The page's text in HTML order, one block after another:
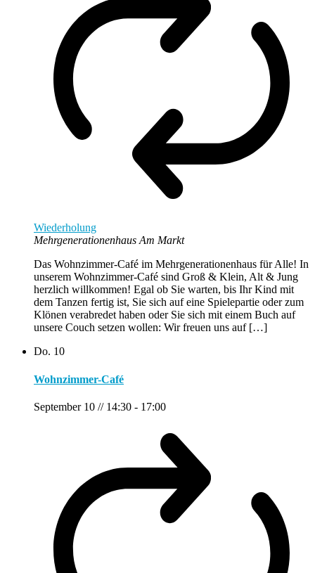
Wiederholung
Mehrgenerationenhaus Am Markt
Das Wohnzimmer-Café im Mehrgenerationenhaus für Alle! In
unserem Wohnzimmer-Café sind Groß & Klein, Alt & Jung
herzlich willkommen! Egal ob Sie warten, bis Ihr Kind mit
dem Tanzen fertig ist, Sie sich auf eine Spielepartie oder zum
Klönen verabredet haben oder Sie sich mit einem Buch auf
unsere Couch setzen wollen: Wir freuen uns auf […]
Do. 10
Wohnzimmer-Café
September 10 // 14:30 - 17:00